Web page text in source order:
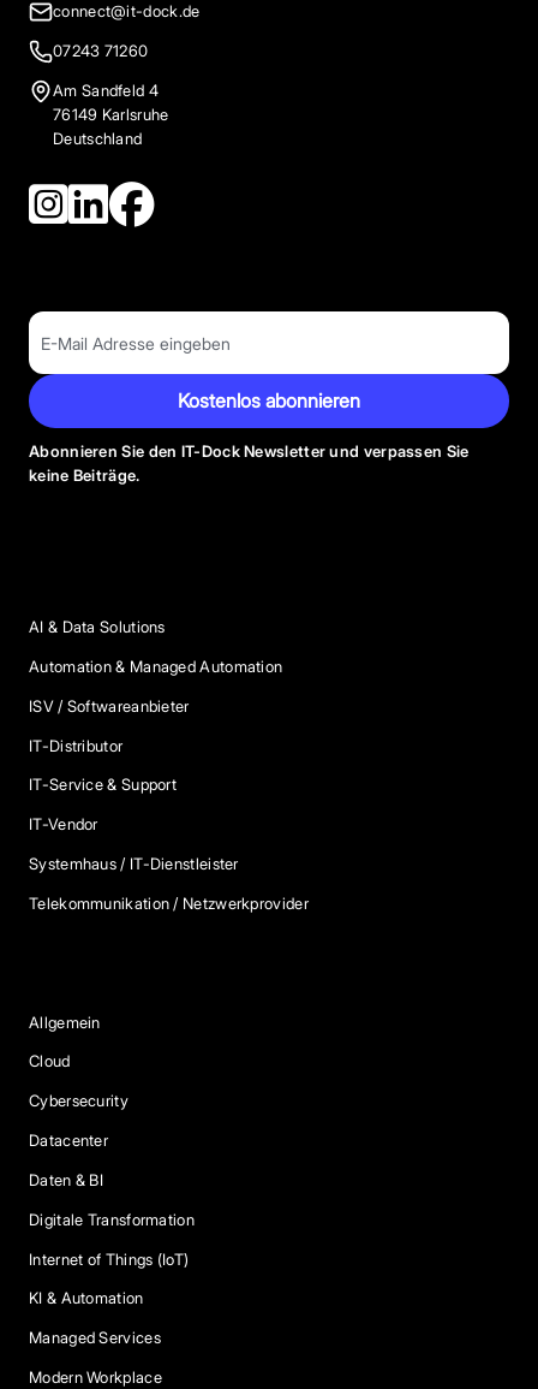
connect@it-dock.de
07243 71260
Am Sandfeld 4
76149 Karlsruhe
Deutschland
Kostenlos abonnieren
Abonnieren Sie den IT-Dock Newsletter und verpassen Sie
keine Beiträge.
AI & Data Solutions
Automation & Managed Automation
ISV / Softwareanbieter
IT-Distributor
IT-Service & Support
IT-Vendor
Systemhaus / IT-Dienstleister
Telekommunikation / Netzwerkprovider
Allgemein
Cloud
Cybersecurity
Datacenter
Daten & BI
Digitale Transformation
Internet of Things (IoT)
KI & Automation
Managed Services
Modern Workplace